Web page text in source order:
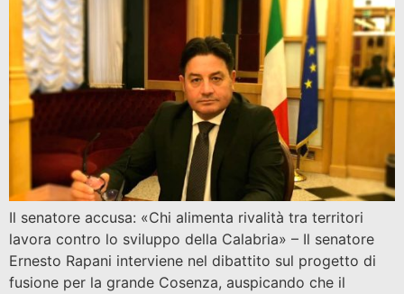
Il senatore accusa: «Chi alimenta rivalità tra territori
lavora contro lo sviluppo della Calabria» – Il senatore
Ernesto Rapani interviene nel dibattito sul progetto di
fusione per la grande Cosenza, auspicando che il